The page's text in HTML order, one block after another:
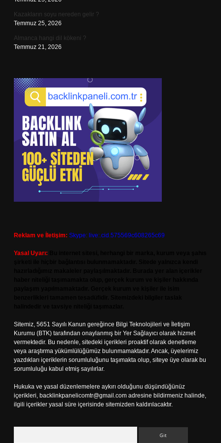
Kazakların soyu nereden gelir ?
Temmuz 25, 2026
Almanca hangi dil kökeni ?
Temmuz 21, 2026
Reklam ve İletişim: Skype: live:.cid.575569c608265c69
Yasal Uyarı:
Sitemiz, 5651 Sayılı Kanun gereğince Bilgi Teknolojileri ve İletişim
Kurumu (BTK) tarafından onaylanmış bir Yer Sağlayıcı olarak hizmet
vermektedir. Bu nedenle, sitedeki içerikleri proaktif olarak denetleme
veya araştırma yükümlülüğümüz bulunmamaktadır. Ancak, üyelerimiz
yazdıkları içeriklerin sorumluluğunu taşımakta olup, siteye üye olarak bu
sorumluluğu kabul etmiş sayılırlar.
Hukuka ve yasal düzenlemelere aykırı olduğunu düşündüğünüz
içerikleri, backlinkpanelicomtr@gmail.com adresine bildirmeniz halinde,
ilgili içerikler yasal süre içerisinde sitemizden kaldırılacaktır.